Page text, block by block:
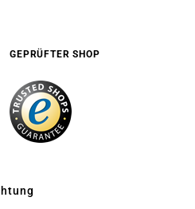
GEPRÜFTER SHOP